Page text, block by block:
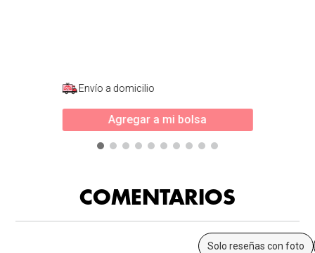
Envío a domicilio
Agregar a mi bolsa
COMENTARIOS
Solo reseñas con foto